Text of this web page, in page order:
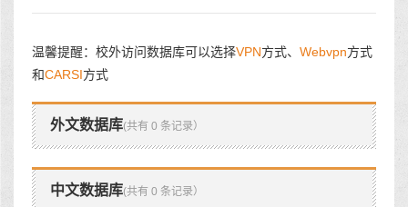
温馨提醒：校外访问数据库可以选择VPN方式、 Webvpn方式
和CARSI方式
外文数据库(共有 0 条记录）
中文数据库(共有 0 条记录）